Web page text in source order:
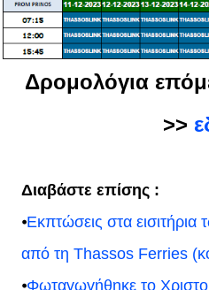
Δρομολόγια
>>
Διαβάστε επίσης :
⦁Εκπτώσεις στα
από τη Thassos Ferries
⦁Φωταγωγήθηκε το